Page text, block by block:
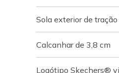
Sola exterior de
Calcanhar de 3,8 cm
Logótipo Skechers®